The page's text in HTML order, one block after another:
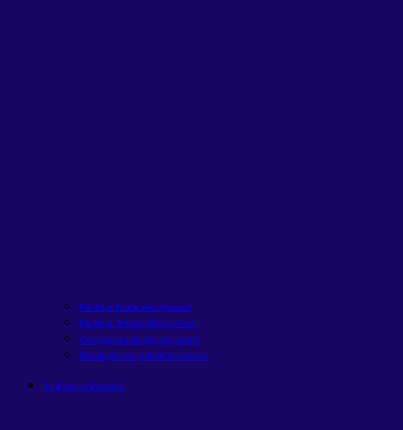
Planilha financeira pessoal
Planilha Tabela SAC x Price
Comprar ou alugar um carro?
Simulação de patrimônio futuro
Análises e Estudos